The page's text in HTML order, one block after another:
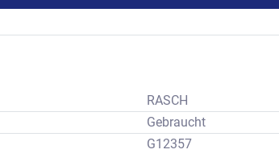
RASCH
Gebraucht
G12357